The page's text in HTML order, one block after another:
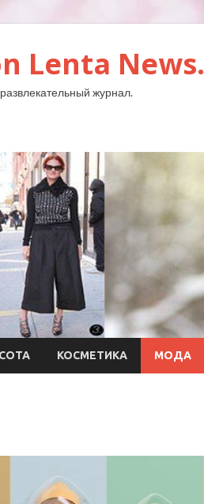
Lenta News.
журнал.
КОСМЕТИКА МОДА